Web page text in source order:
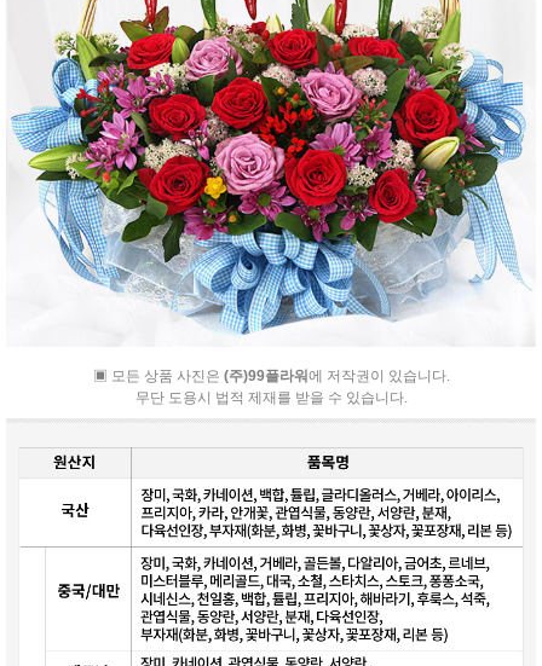
▣ 모든 상품 사진은 (주)99플라워에 저작권이 있습니다.
무단 도용시 법적 제재를 받을 수 있습니다.